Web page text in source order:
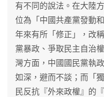
有不同的說法。在大陸
位為「中國共產黨發動
年來有所「修正」，改
黨暴政、爭取民主自治
灣方面，中國國民黨執
如深，避而不談；而「
民反抗『外來政權』的